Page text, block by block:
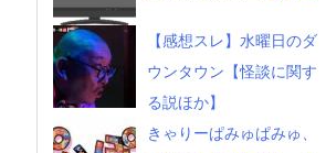
【感想スレ】水曜日のダ
ウンタウン【怪談に関す
る説ほか】
きゃりーぱみゅぱみゅ、